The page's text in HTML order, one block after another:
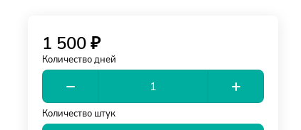
1 500 ₽
Количество дней
Количество штук